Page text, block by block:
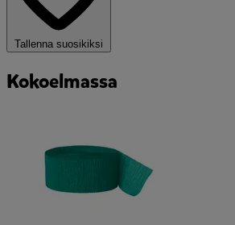
Tallenna suosikiksi
Kokoelmassa